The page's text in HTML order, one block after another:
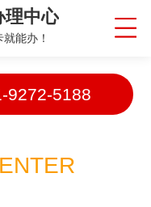
理中心
能办！
9272-5188